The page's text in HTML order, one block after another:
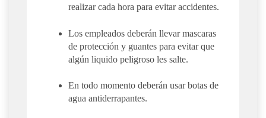
realizar cada hora para evitar accidentes.
Los empleados deberán llevar mascaras
de protección y guantes para evitar que
algún liquido peligroso les salte.
En todo momento deberán usar botas de
agua antiderrapantes.